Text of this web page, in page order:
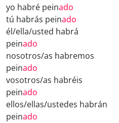
yo habré peinado
tú habrás peinado
él/ella/usted habrá
peinado
nosotros/as habremos
peinado
vosotros/as habréis
peinado
ellos/ellas/ustedes habrán
peinado